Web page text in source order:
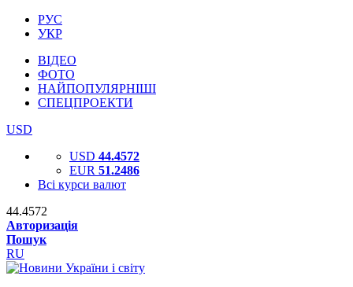
РУС
УКР
ВІДЕО
ФОТО
НАЙПОПУЛЯРНІШІ
СПЕЦПРОЕКТИ
USD
USD 44.4572
EUR 51.2486
Всі курси валют
44.4572
Авторизація
Пошук
RU